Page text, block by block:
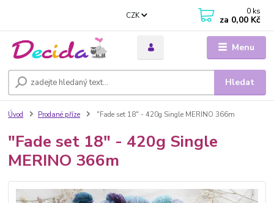
Menu
CZK
Hledat
0 ks
za 0,00 Kč
Úvod Prodané příze "Fade set 18" - 420g Single MERINO 366m
"Fade set 18" - 420g Single
MERINO 366m